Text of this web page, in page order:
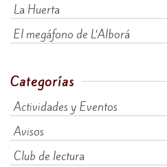
La Huerta
El megáfono de L’Alborá
Categorías
Actividades y Eventos
Avisos
Club de lectura